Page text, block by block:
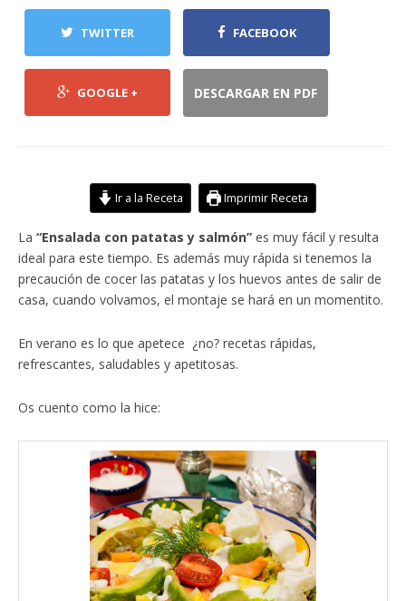
TWITTER FACEBOOK
GOOGLE + DESCARGAR EN PDF
Ir a la Receta Imprimir Receta
La “Ensalada con patatas y salmón” es muy fácil y resulta
ideal para este tiempo. Es además muy rápida si tenemos la
precaución de cocer las patatas y los huevos antes de salir de
casa, cuando volvamos, el montaje se hará en un momentito.
En verano es lo que apetece ¿no? recetas rápidas,
refrescantes, saludables y apetitosas.
Os cuento como la hice: